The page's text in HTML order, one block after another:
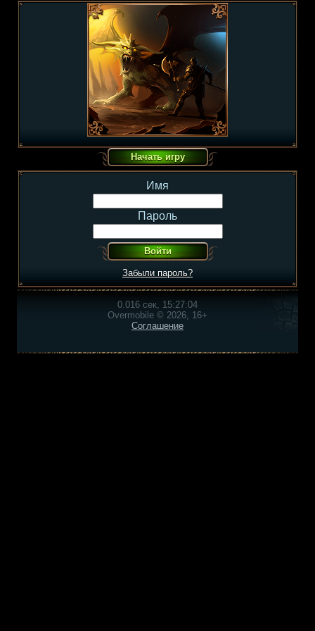
Имя
Пароль
Забыли пароль?
0.016 сек, 15:27:04
Overmobile © 2026, 16+
Соглашение